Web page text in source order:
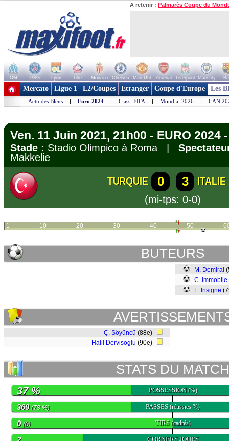
A retenir : Palmarès Coupe du
OM PSG Lyon Lille Monaco Chelsea Man Utd Arsenal Liverpool ManCity
+ de clubs
Mercato Ligue 1 L2/Coupes Etranger Coupe d'Europe Les
Actu des Bleus | Euro 2024 | Class. FIFA | Mondial 2026 | CAN
Ven. 11 Juin 2021, 21h00 - EURO 2024
Stade : Stadio Olimpico à Roma |
Makkelie
TURQUIE 0 3
ITALIE
(mi-tps: 0-0)
1 10 20 30 40 50
BUTEURS
M. Demiral
C. Immobile
L. Insigne
Ç. Söyüncü (88e)
Halil Dervisoglu (90e)
STATS DU MATCH
POSSESSION(%)
37 %
PASSES(réussies %)
360(78 %)
TIRS(cadrés)
0(0)
CORNERS JOUES